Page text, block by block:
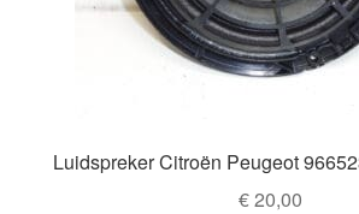
Luidspreker Citroën Peugeot
€20,00